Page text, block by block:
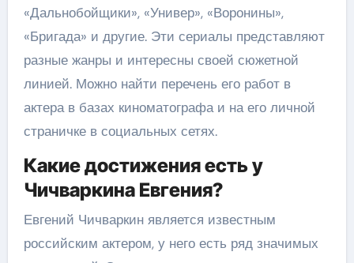
«Дальнобойщики», «Универ», «Воронины»,
«Бригада» и другие. Эти сериалы представляют
разные жанры и интересны своей сюжетной
линией. Можно найти перечень его работ в
актера в базах киноматографа и на его личной
страничке в социальных сетях.
Какие достижения есть у
Чичваркина Евгения?
Евгений Чичваркин является известным
российским актером, у него есть ряд значимых